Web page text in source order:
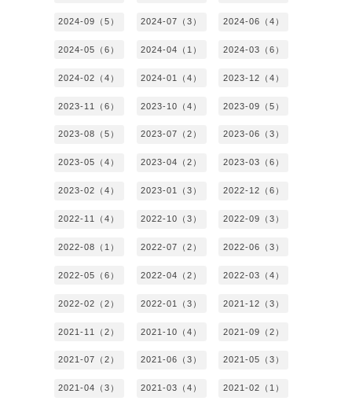
2024-09（5） 2024-07（3） 2024-06（4）
2024-05（6） 2024-04（1） 2024-03（6）
2024-02（4） 2024-01（4） 2023-12（4）
2023-11（6） 2023-10（4） 2023-09（5）
2023-08（5） 2023-07（2） 2023-06（3）
2023-05（4） 2023-04（2） 2023-03（6）
2023-02（4） 2023-01（3） 2022-12（6）
2022-11（4） 2022-10（3） 2022-09（3）
2022-08（1） 2022-07（2） 2022-06（3）
2022-05（6） 2022-04（2） 2022-03（4）
2022-02（2） 2022-01（3） 2021-12（3）
2021-11（2） 2021-10（4） 2021-09（2）
2021-07（2） 2021-06（3） 2021-05（3）
2021-04（3） 2021-03（4） 2021-02（1）